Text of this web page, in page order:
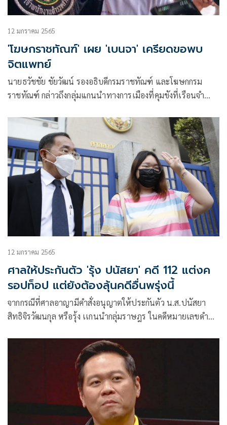
12 มกราคม 2565
'โฆษกราชทัณฑ์' เผย 'เบนจา' เครียดขอพบ
จิตแพทย์
นายธวัชชัย ชัยวัฒน์ รองอธิบดีกรมราชทัณฑ์ และโฆษกกรม
ราชทัณฑ์ กล่าวถึงกลุ่มแกนนำทางการเมืองที่คุมขังที่เรือนจำ
เพนกวิน นายภาณุพง
12 มกราคม 2565
ศาลให้ประกันตัว 'รุ้ง ปนัสยา' คดี 112 แต่งค
รอปท็อป แต่ยังต้องลุ้นคดีอื่นพรุ่งนี้
จากกรณีที่ศาลอาญามีคำสั่งอนุญาตให้ประกันตัว น.ส.ปนัสยา
สิทธิจิรวัฒนกุล หรือรุ้ง เเกนนำกลุ่มราษฎร ในคดีหมายเลขดำ
2563) เพื่อออกไปสอบที่ธรรมศาสตร์